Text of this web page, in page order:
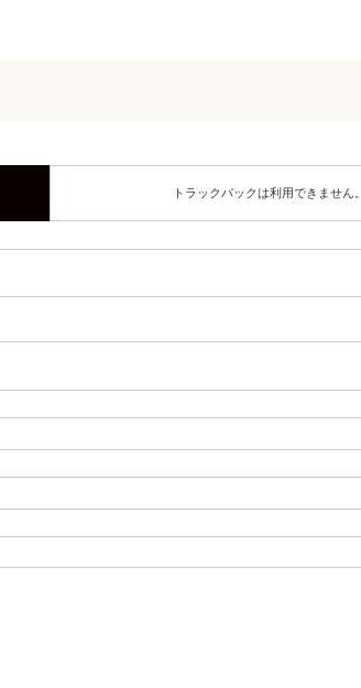
トラックバックは利用できません。